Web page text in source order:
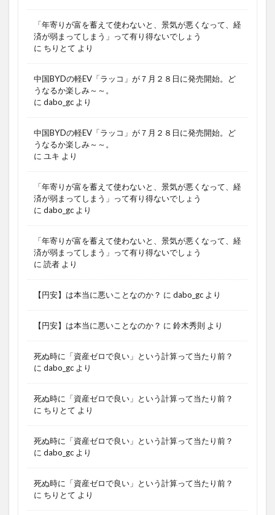
「年寄りが富を蓄えて使わないと、景気が悪くなって、経
済が弱まってしまう」って有り得ないでしょう
に ちりとて より
中国BYDの軽EV「ラッコ」が７月２８日に発売開始。ど
うなるか楽しみ～～。
に dabo_gc より
中国BYDの軽EV「ラッコ」が７月２８日に発売開始。ど
うなるか楽しみ～～。
に ユキ より
「年寄りが富を蓄えて使わないと、景気が悪くなって、経
済が弱まってしまう」って有り得ないでしょう
に dabo_gc より
「年寄りが富を蓄えて使わないと、景気が悪くなって、経
済が弱まってしまう」って有り得ないでしょう
に 読者 より
【円安】は本当に悪いことなのか？ に dabo_gc より
【円安】は本当に悪いことなのか？ に 鈴木秀則 より
死ぬ時に「資産ゼロで良い」という計算って当たり前？
に dabo_gc より
死ぬ時に「資産ゼロで良い」という計算って当たり前？
に ちりとて より
死ぬ時に「資産ゼロで良い」という計算って当たり前？
に dabo_gc より
死ぬ時に「資産ゼロで良い」という計算って当たり前？
に ちりとて より